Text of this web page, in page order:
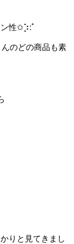
性✩⡱:ﾟ
のどの商品も素
りと見てきまし